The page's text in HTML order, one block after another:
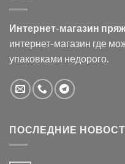
Интернет-магазин
интернет-магазин где
упаковками недорого.
ПОСЛЕДНИЕ